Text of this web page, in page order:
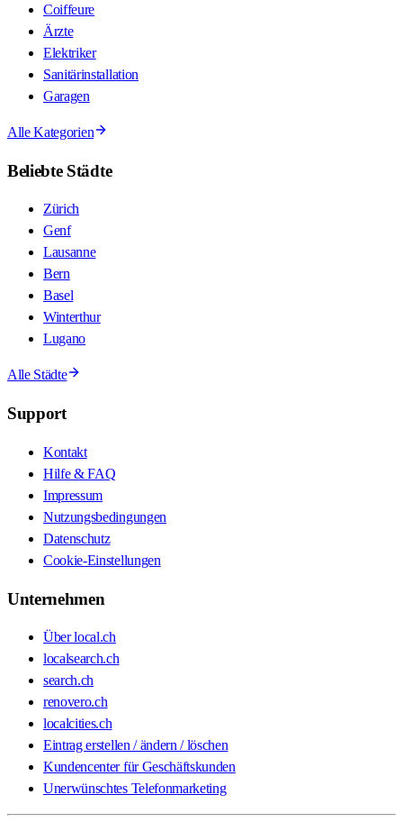
Coiffeure
Ärzte
Elektriker
Sanitärinstallation
Garagen
Alle Kategorien
Beliebte Städte
Zürich
Genf
Lausanne
Bern
Basel
Winterthur
Lugano
Alle Städte
Support
Kontakt
Hilfe & FAQ
Impressum
Nutzungsbedingungen
Datenschutz
Cookie-Einstellungen
Unternehmen
Über local.ch
localsearch.ch
search.ch
renovero.ch
localcities.ch
Eintrag erstellen / ändern / löschen
Kundencenter für Geschäftskunden
Unerwünschtes Telefonmarketing